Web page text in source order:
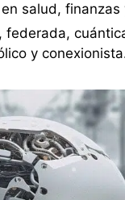
salud, finanzas
federada,
y